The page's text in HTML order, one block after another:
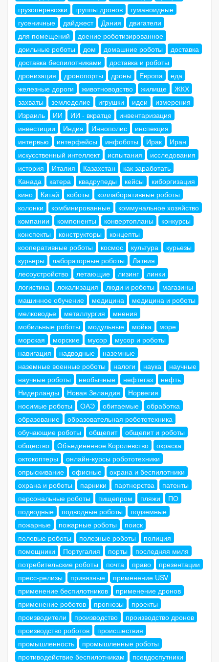
грузоперевозки
группы дронов
гуманоидные
гусеничные
дайджест Дания
двигатели
для помещений
доение роботизированное
доильные роботы
дом домашние роботы
доставка
доставка беспилотниками
доставка и роботы
дронизация
дронопорты дроны Европа
еда
железные дороги
животноводство жилище
ЖКХ
захваты
земледелие игрушки идеи
измерения
Израиль
ИИ ИИ - вкратце
инвентаризация
инвестиции
Индия Иннополис
инспекция
интервью
интерфейсы инфоботы Ирак
Иран
искусственный интеллект
испытания
исследования
история
Италия Казахстан
как заработать
Канада
катера квадрупеды кейсы
киборгизация
кино
Китай коботы
коллаборативные роботы
колонки
комбинированные
коммунальное хозяйство
компании
компоненты конвертопланы
конкурсы
конспекты
конструкторы
концепты
кооперативные роботы
космос культура
курьезы
курьеры
лабораторные роботы
Латвия
лесоустройство
летающие лизинг
линки
логистика
локализация люди и роботы
магазины
машинное обучение
медицина
медицина и роботы
мелководье
металлургия
мнения
мобильные роботы
модульные мойка
море
морская
морские мусор
мусор и роботы
навигация
надводные
наземные
наземные военные роботы
налоги наука
научные
научные роботы
необычные нефтегаз
нефть
Нидерланды
Новая Зеландия
Норвегия
носимые роботы
ОАЭ обитаемые
обработка
образование
образовательная робототехника
обучающие роботы
общепит
общепит и роботы
общество
Объединенное Королевство
окраска
октокоптеры
онлайн-курсы робототехники
опрыскивание
офисные
охрана и беспилотники
охрана и роботы
парники партнерства
патенты
персональные роботы
пищепром пляжи
ПО
подводные
подводные роботы
подземные
пожарные
пожарные роботы
поиск
полевые роботы
полезные роботы
полиция
помощники
Португалия порты
последняя миля
потребительские роботы
почта право
презентации
пресс-релизы
привязные
применение USV
применение беспилотников
применение дронов
применение роботов
прогнозы
проекты
производители
производство
производство дронов
производство роботов
происшествия
промышленность
промышленные роботы
противодействие беспилотникам
псевдоспутники